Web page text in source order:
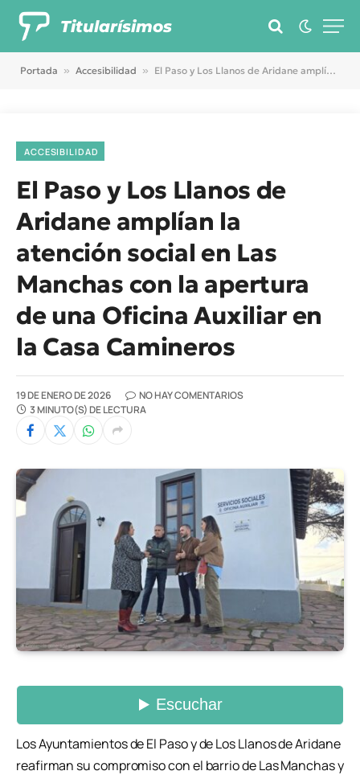
Titularísimos
Portada » Accesibilidad » El Paso y Los Llanos de Aridane amplían la atención social en Las Manchas con la apertura de una Oficina Auxiliar en la Casa Camineros
ACCESIBILIDAD
El Paso y Los Llanos de
Aridane amplían la
atención social en Las
Manchas con la apertura
de una Oficina Auxiliar en
la Casa Camineros
19 DE ENERO DE 2026
NO HAY COMENTARIOS
3 MINUTO(S) DE LECTURA
Los Ayuntamientos de El Paso y de Los Llanos de Aridane
reafirman su compromiso con el barrio de Las Manchas y